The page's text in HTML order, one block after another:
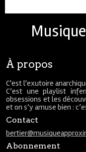
À propos
C'est l'exutoire
C’est une playlist
obsessions et les
et on s’y amuse bien :
Contact
Abonnement